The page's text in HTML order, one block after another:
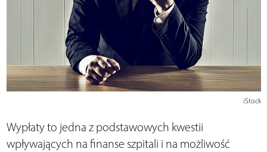
iStock
Wypłaty to jedna z podstawowych kwestii
wpływających na finanse szpitali i na możliwość